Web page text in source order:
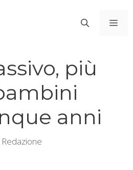
più
anni
Redazione